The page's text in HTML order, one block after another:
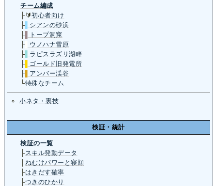
チーム編成
├🔰初心者向け
├▌ シアンの砂浜
├▌
トープ洞窟
├▌ ウノハナ雪原
├▌ ラピスラズリ湖畔
├▌ ゴールド旧発電所
├▌ アンバー渓谷
└特殊なチーム
小ネタ・裏技
検証・統計
検証の一覧
├スキル発動データ
├ねむけパワーと寝顔
├はきだす確率
├つきのひかり